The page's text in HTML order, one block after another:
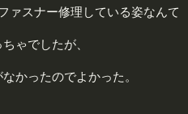
ァスナー修理している姿なんて
ゃでしたが、
かったのでよかった。